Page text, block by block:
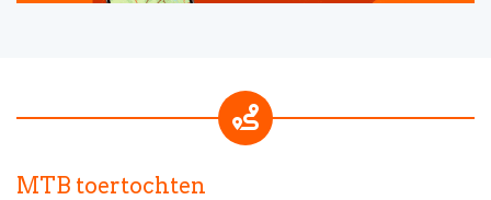
MTB toertochten